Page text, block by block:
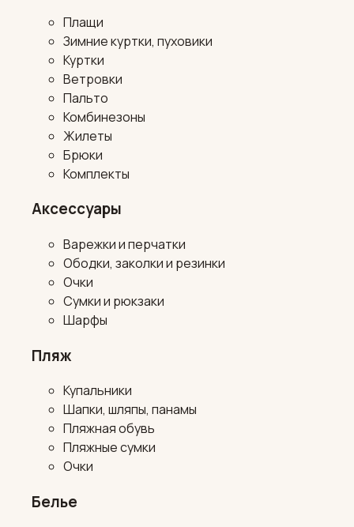
Плащи
Зимние куртки, пуховики
Куртки
Ветровки
Пальто
Комбинезоны
Жилеты
Брюки
Комплекты
Аксессуары
Варежки и перчатки
Ободки, заколки и резинки
Очки
Сумки и рюкзаки
Шарфы
Пляж
Купальники
Шапки, шляпы, панамы
Пляжная обувь
Пляжные сумки
Очки
Белье